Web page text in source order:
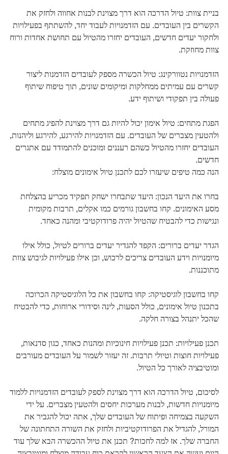
בניית צוות: טיול הדרכה הוא דרך מצוינת לבנות אחווה ולחזק את
הקשרים בין העובדים. עם הזדמנויות לעבוד יחד, להשתתף בפעילויות
ולחקור יעדים חדשים, העובדים יחזרו מהטיול עם תחושת אחדות ורוח
צוות מחוזקת.
הזדמנויות נטוורקינג: טיול הכשרה מספק לעובדים הזדמנות ליצור
קשרים עם עמיתים ממחלקות ומיקומים שונים, תוך טיפוח שיתוף
פעולה בין תפקודי ושיתוף ידע.
הפגת מתחים: טיול אימון יכול להיות גם דרך מצוינת להפיג מתחים
ולהטעין מצברים של העובדים. עם הזדמנויות להירגע, להירגע וליהנות,
העובדים יחזרו מהטיול כשהם רעננים ומוכנים להתמודד עם אתגרים
חדשים.
הנה כמה טיפים שיעזרו לכם לתכנן טיול אימונים מוצלח:
בחרו את היעד הנכון: היעד שתבחרו ישחק תפקיד מכריע בהצלחת
מסע האימונים. קחו בחשבון גורמים כמו אקלים, תרבות מקומית
ונגישות כדי להבטיח שהטיול יהיה פרודוקטיבי ומהנה כאחד.
הגדר יעדים ברורים: הקפד להגדיר יעדים ברורים לטיול, כולל אילו
מיומנויות וידע העובדים צריכים לרכוש, וכן אילו פעילויות לגיבוש צוות
מתוכננות.
קחו בחשבון לוגיסטיקה: קחו בחשבון את כל הלוגיסטיקה הכרוכה
בתכנון טיול אימונים, כולל הסעות, לינה וסידורי ארוחות, כדי להבטיח
שהכל יתנהל בצורה חלקה.
תכנן פעילויות: תכנן פעילויות חינוכיות ומהנות כאחד, כגון סדנאות,
פעילויות חוצות וטיולי תרבות. זה יעזור לשמור על העובדים מעורבים
ומוטיבציה לאורך כל הטיול.
לסיכום, טיול הדרכה הוא דרך מצוינת לספק לעובדים הזדמנויות ללמוד
מיומנויות חדשות, לבנות מערכות יחסים ולהטעין מצברים. על ידי
השקעה בצמיחה ופיתוח של העובדים שלך, אתה יכול להגביר את
המורל, להגדיל את הפרודוקטיביות ולחזק את השורה התחתונה של
החברה שלך. אז למה לחכות? תכנן את טיול ההכשרה הבא שלך עוד